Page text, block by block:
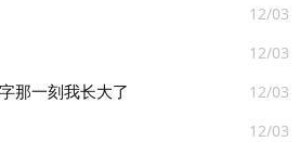
12/03
12/03
12/03
那一刻我长大了
12/03